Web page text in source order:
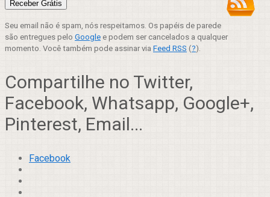
Seu email não é spam, nós respeitamos. Os papéis de parede
são entregues pelo Google e podem ser cancelados a qualquer
momento. Você também pode assinar via Feed RSS (?).
Compartilhe no Twitter,
Facebook, Whatsapp, Google+,
Pinterest, Email...
Facebook